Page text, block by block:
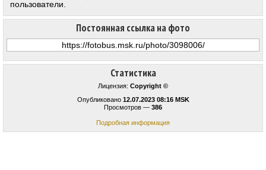
Статистика
Лицензия: Copyright ©
Опубликовано 12.07.2023 08:16 MSK
Просмотров — 386
Подробная информация
Постоянная ссылка на фото
пользователи.